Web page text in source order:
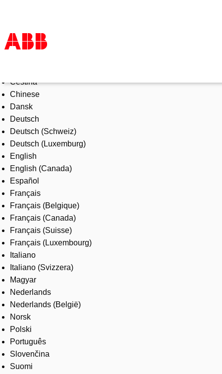
Products & Solutions
Industries
Services
About us
Where to buy
Contact us
Careers
Čeština
Chinese
Dansk
Deutsch
Deutsch (Schweiz)
Deutsch (Luxemburg)
English
English (Canada)
Español
Français
Français (Belgique)
Français (Canada)
Français (Suisse)
Français (Luxembourg)
Italiano
Italiano (Svizzera)
Magyar
Nederlands
Nederlands (België)
Norsk
Polski
Português
Slovenčina
Suomi